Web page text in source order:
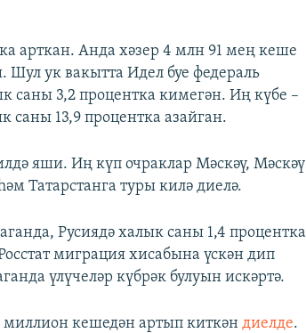
арткан. Анда хәзер 4 млн 91 мең кеше
ук вакытта Идел буе федераль
саны 3,2 процентка кимегән. Иң күбе –
саны 13,9 процентка азайган.
яши. Иң күп очраклар Мәскәү, Мәскәү
Татарстанга туры килә диелә.
Русиядә халык саны 1,4 процентка
миграция хисабына үскән дип
үлүчеләр күбрәк булуын искәртә.
миллион кешедән артып киткәндиелде.